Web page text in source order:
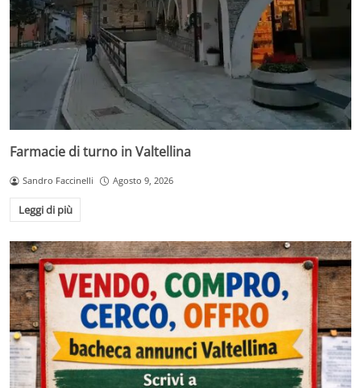
Farmacie di turno in Valtellina
Sandro Faccinelli Agosto 9, 2026
Leggi di più